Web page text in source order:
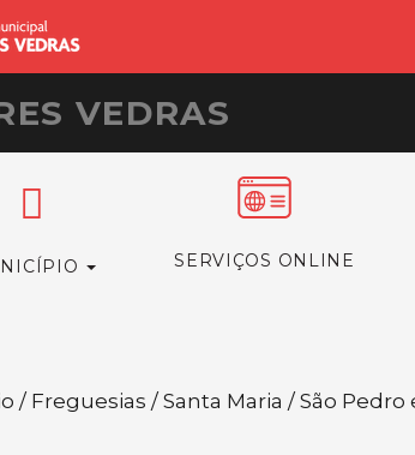
VEDRAS
SERVIÇOS ONLINE
/ Freguesias / Santa Maria / São Pedro